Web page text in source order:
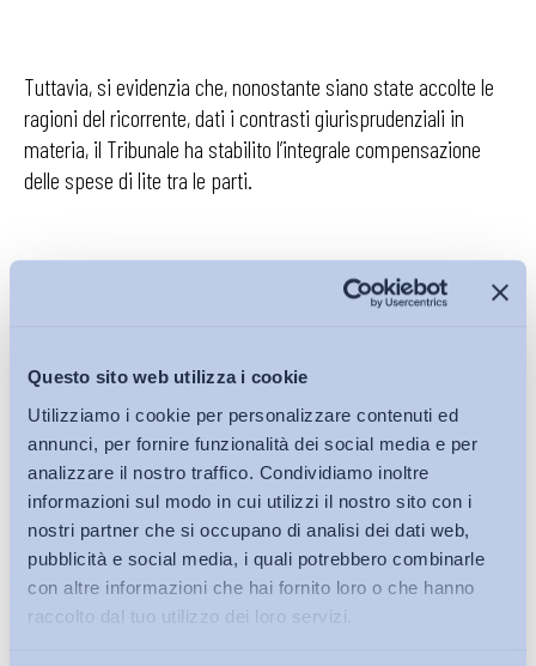
Questo sito web utilizza i cookie
Utilizziamo i cookie per personalizzare contenuti ed
annunci, per fornire funzionalità dei social media e per
analizzare il nostro traffico. Condividiamo inoltre
informazioni sul modo in cui utilizzi il nostro sito con i
nostri partner che si occupano di analisi dei dati web,
pubblicità e social media, i quali potrebbero combinarle
con altre informazioni che hai fornito loro o che hanno
raccolto dal tuo utilizzo dei loro servizi.
Tuttavia, si evidenzia che, nonostante siano state accolte le
ragioni del ricorrente, dati i contrasti giurisprudenziali in
materia, il Tribunale ha stabilito l’integrale compensazione
delle spese di lite tra le parti.
La questione appena illustrata offre uno spunto di riflessione,
procedimento ai fini del rilascio del DURC e il costo di un
contenzioso che spesso conduce ad esiti altalenanti. In altri
termini, ci si domanda, ancora una volta, dato l’enorme e
continuo esborso economico che queste controversie
richiedono per imprese ricorrenti e pubblica amministrazione,
se non occorra rivedere il modo in cui vengono rilasciati i
DURC. Attraverso un uso maggiormente razionalizzato e
ponderato di questa autorizzazione amministrativa si